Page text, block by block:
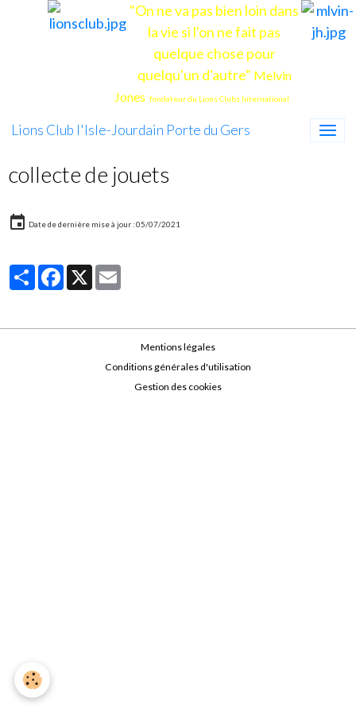
"On ne va pas bien loin dans
la vie si l'on ne fait pas
quelque chose pour
quelqu'un d'autre" Melvin
Jones fondateur du Lions Clubs International
Lions Club l'Isle-Jourdain Porte du Gers
collecte de jouets
Date de dernière mise à jour : 05/07/2021
PartagerFacebook
X
Mentions légales
Conditions générales d'utilisation
Gestion des cookies